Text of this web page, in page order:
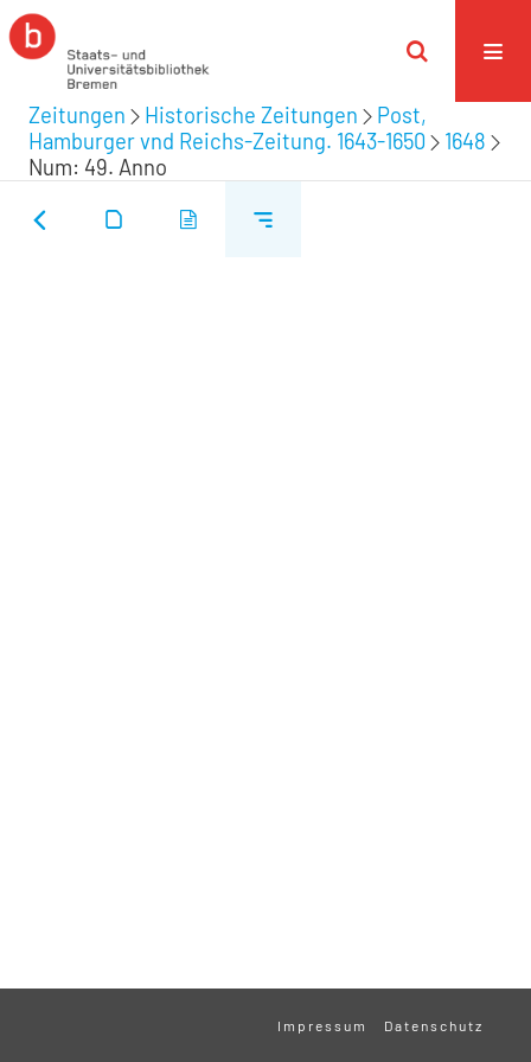
Zeitungen Historische Zeitungen
Post,
Hamburger vnd Reichs-Zeitung. 1643-1650
1648
Num: 49. Anno
Impressum Datenschutz